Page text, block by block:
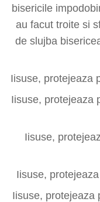
bisericile
au facut troite si
de slujba
Iisuse, protejeaza
Iisuse, protejeaza
Iisuse,
Iisuse,
Iisuse, protejeaza